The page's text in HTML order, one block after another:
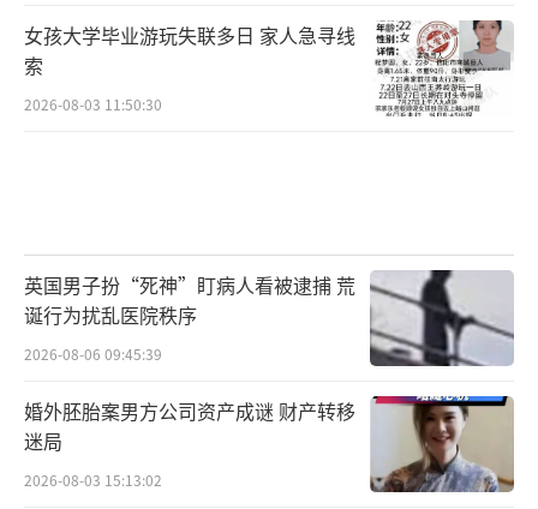
女孩大学毕业游玩失联多日 家人急寻线
索
2026-08-03 11:50:30
英国男子扮“死神”盯病人看被逮捕 荒
诞行为扰乱医院秩序
2026-08-06 09:45:39
婚外胚胎案男方公司资产成谜 财产转移
迷局
2026-08-03 15:13:02